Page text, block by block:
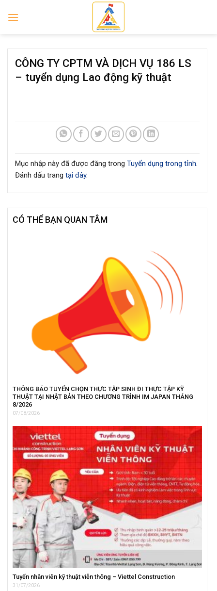
CÔNG TY CPTM VÀ DỊCH VỤ 186 LS
– tuyển dụng Lao động kỹ thuật
Mục nhập này đã được đăng trong Tuyển dụng trong tỉnh.
Đánh dấu trang tại đây.
CÓ THỂ BẠN QUAN TÂM
THÔNG BÁO TUYỂN CHỌN THỰC TẬP SINH ĐI THỰC TẬP KỸ
THUẬT TẠI NHẬT BẢN THEO CHƯƠNG TRÌNH IM JAPAN THÁNG
8/2026
07/08/2026
Tuyển nhân viên kỹ thuật viễn thông – Viettel Construction
31/07/2026